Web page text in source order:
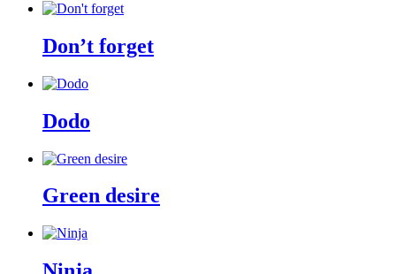
Don’t forget
Dodo
Green desire